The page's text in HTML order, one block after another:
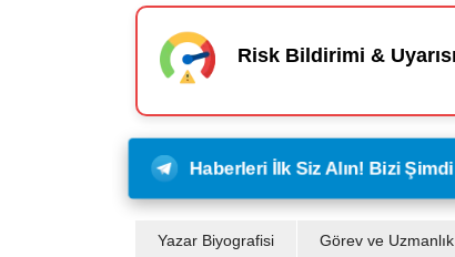
Risk Bildirimi & Uyarısı
Haberleri İlk Siz Alın! Bizi
Yazar Biyografisi Görev ve Uzmanlık